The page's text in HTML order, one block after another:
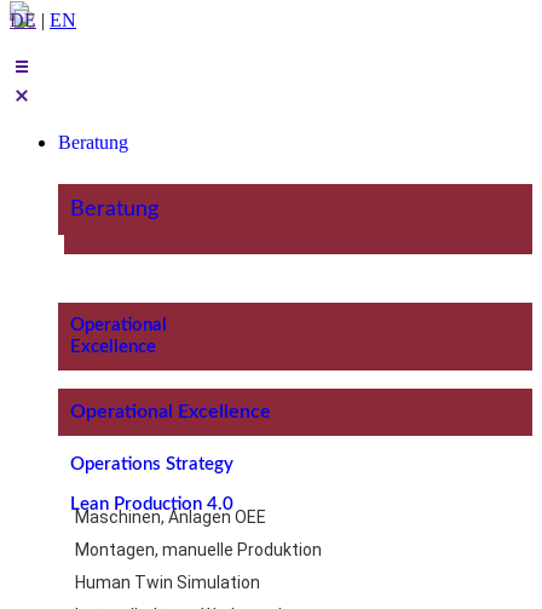
DE | EN
Beratung
Beratung
Operational
Excellence
Operational Excellence
Operations Strategy
Lean Production 4.0
Maschinen, Anlagen OEE
Montagen, manuelle Produktion
Human Twin Simulation